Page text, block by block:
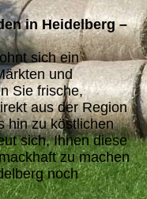
in Heidelberg –
sich ein
und
Sie frische,
aus der Region
hin zu köstlichen
sich, Ihnen diese
zu machen
noch